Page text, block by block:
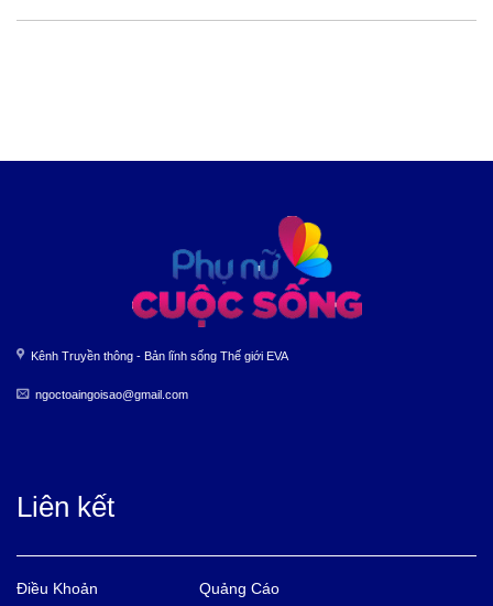
Kênh Truyền thông - Bản lĩnh sống Thế giới EVA
ngoctoaingoisao@gmail.com
Liên kết
Điều Khoản Quảng Cáo